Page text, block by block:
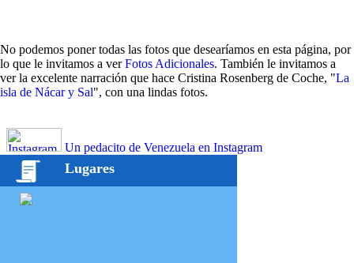
No podemos poner todas las fotos que desearíamos en esta página, por
lo que le invitamos a verFotos Adicionales. También le invitamos a
ver la excelente narración que hace Cristina Rosenberg de Coche, "La
isla de Nácar y Sal", con una lindas fotos.
Un pedacito de Venezuela en Instagram
Lugares